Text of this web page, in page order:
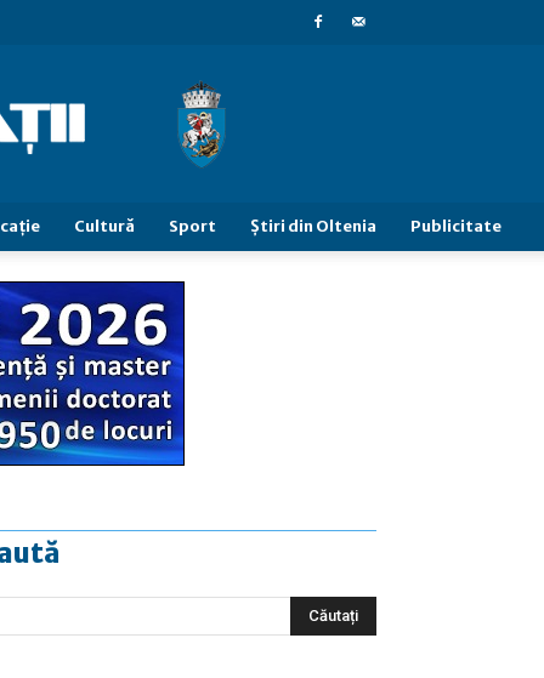
Cultură Sport Știri din Oltenia Publicitate